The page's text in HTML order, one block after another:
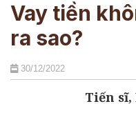
Vay tiền
ra sao?
30/12/2022
Tiến